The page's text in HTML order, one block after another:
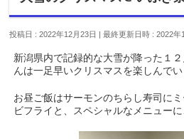
投稿日 : 2022年12月23日 最終更新日時 : 2022年
新潟県内で記録的な大雪が降った１
んは一足早いクリスマスを楽しんでい
お昼ご飯はサーモンのちらし寿司に
ビフライと、スペシャルなメニューに